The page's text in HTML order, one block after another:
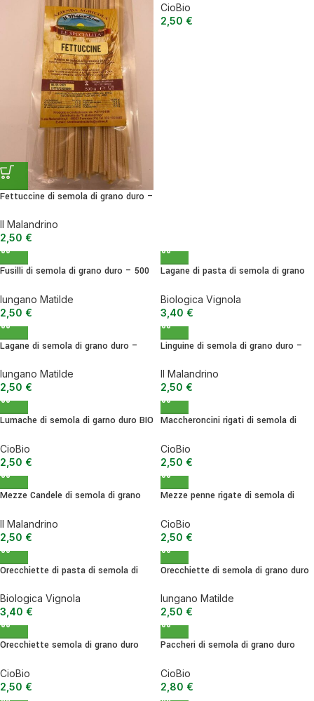
Fettuccine di semola di grano duro –
Il Malandrino
2,50 €
CioBio
2,50 €
Fusilli di semola di grano duro – 500
Iungano Matilde
2,50 €
Lagane di pasta di semola di grano
Biologica Vignola
3,40 €
Lagane di semola di grano duro –
Iungano Matilde
2,50 €
Linguine di semola di grano duro –
Il Malandrino
2,50 €
Lumache di semola di garno duro BIO
CioBio
2,50 €
Maccheroncini rigati di semola di
CioBio
2,50 €
Mezze Candele di semola di grano
Il Malandrino
2,50 €
Mezze penne rigate di semola di
CioBio
2,50 €
Orecchiette di pasta di semola di
500 g
Biologica Vignola
3,40 €
Orecchiette di semola di grano duro
Iungano Matilde
2,50 €
Orecchiette semola di grano duro
CioBio
2,50 €
Paccheri di semola di grano duro
CioBio
2,80 €